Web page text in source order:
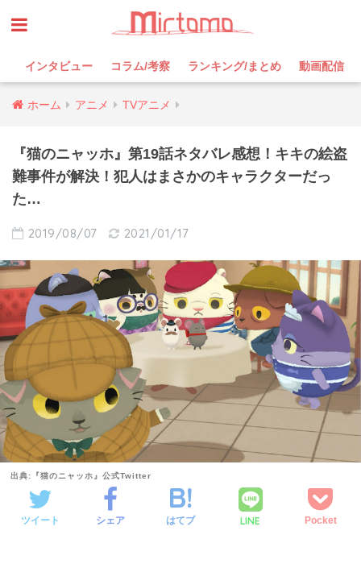
インタビュー コラム/考察 ランキング/まとめ 動画配信
ホーム アニメ TVアニメ
『猫のニャッホ』第19話ネタバレ感想！キキの絵盗
難事件が解決！犯人はまさかのキャラクターだっ
た…
2019/08/07 2021/01/17
出典:『猫のニャッホ』公式Twitter
ツイート シェア はてブ LINE Pocket